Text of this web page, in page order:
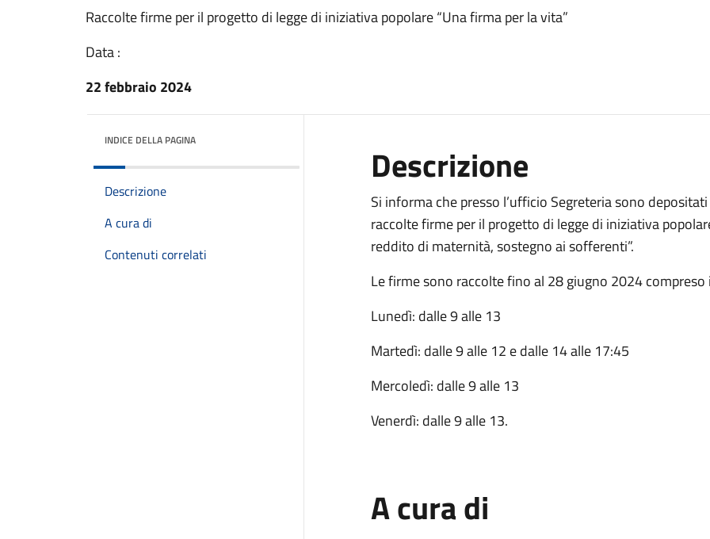
Raccolte firme per il progetto di legge di iniziativa popolare “Una firma per la vita”
Data :
22 febbraio 2024
INDICE DELLA PAGINA
Descrizione
A cura di
Contenuti correlati
Descrizione
Si informa che presso l’ufficio Segreteria sono
raccolte firme per il progetto di legge di iniziativa
reddito di maternità, sostegno ai sofferenti”.
Le firme sono raccolte fino al 28 giugno 2024
Lunedì: dalle 9 alle 13
Martedì: dalle 9 alle 12 e dalle 14 alle 17:45
Mercoledì: dalle 9 alle 13
Venerdì: dalle 9 alle 13.
A cura di